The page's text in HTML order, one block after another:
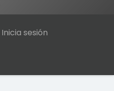
Inicia sesión